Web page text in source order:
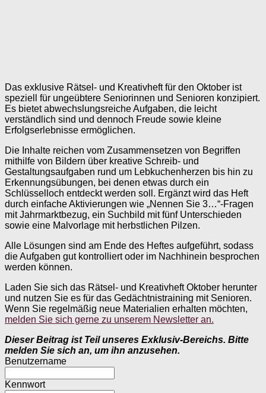
Das exklusive Rätsel- und Kreativheft für den Oktober ist
speziell für ungeübtere Seniorinnen und Senioren konzipiert.
Es bietet abwechslungsreiche Aufgaben, die leicht
verständlich sind und dennoch Freude sowie kleine
Erfolgserlebnisse ermöglichen.
Die Inhalte reichen vom Zusammensetzen von Begriffen
mithilfe von Bildern über kreative Schreib- und
Gestaltungsaufgaben rund um Lebkuchenherzen bis hin zu
Erkennungsübungen, bei denen etwas durch ein
Schlüsselloch entdeckt werden soll. Ergänzt wird das Heft
durch einfache Aktivierungen wie „Nennen Sie 3…“-Fragen
mit Jahrmarktbezug, ein Suchbild mit fünf Unterschieden
sowie eine Malvorlage mit herbstlichen Pilzen.
Alle Lösungen sind am Ende des Heftes aufgeführt, sodass
die Aufgaben gut kontrolliert oder im Nachhinein besprochen
werden können.
Laden Sie sich das Rätsel- und Kreativheft Oktober herunter
und nutzen Sie es für das Gedächtnistraining mit Senioren.
Wenn Sie regelmäßig neue Materialien erhalten möchten,
melden Sie sich gerne zu unserem Newsletter an.
Dieser Beitrag ist Teil unseres Exklusiv-Bereichs. Bitte
melden Sie sich an, um ihn anzusehen.
Benutzername
Kennwort